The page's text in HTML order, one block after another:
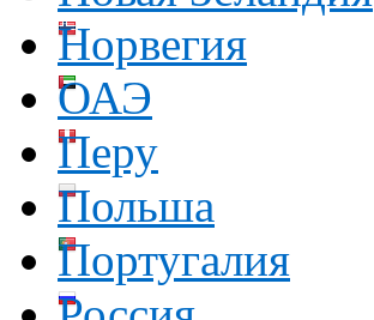
Норвегия
ОАЭ
Перу
Польша
Португалия